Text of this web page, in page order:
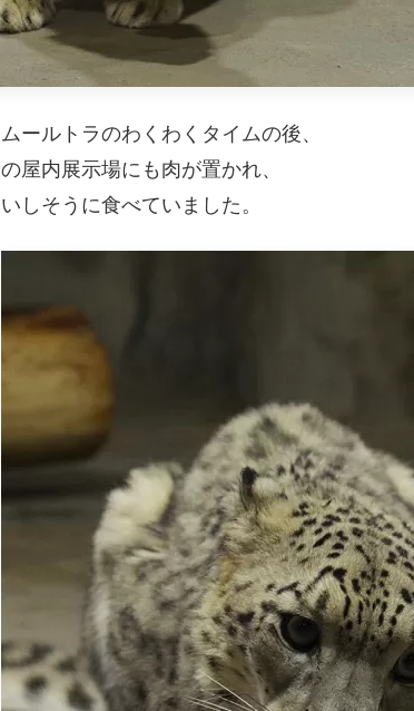
ールトラのわくわくタイムの後、
屋内展示場にも肉が置かれ、
しそうに食べていました。